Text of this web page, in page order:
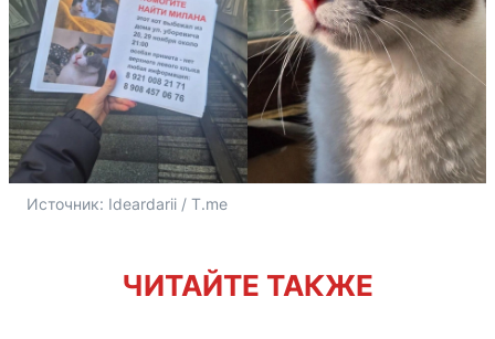
Источник: Ideardarii / T.me
ЧИТАЙТЕ ТАКЖЕ